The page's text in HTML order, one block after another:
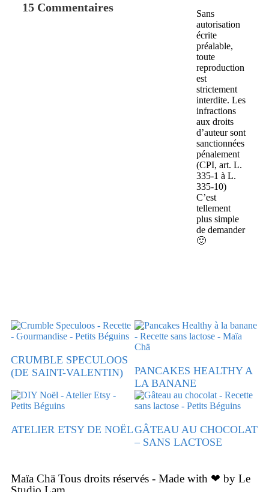
15 Commentaires
Sans
autorisation
écrite
préalable,
toute
reproduction
est
strictement
interdite. Les
infractions
aux droits
d’auteur sont
sanctionnées
pénalement
(CPI, art. L.
335-1 à L.
335-10)
C’est
tellement
plus simple
de demander
🙂
CRUMBLE SPECULOOS
(DE SAINT-VALENTIN)
PANCAKES HEALTHY A
LA BANANE
ATELIER ETSY DE NOËLGÂTEAU AU CHOCOLAT
– SANS LACTOSE
Maïa Chä Tous droits réservés - Made with ❤ by Le